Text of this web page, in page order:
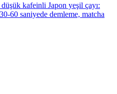
kafeinli Japon yeşil çayı:
60 saniyede demleme, matcha